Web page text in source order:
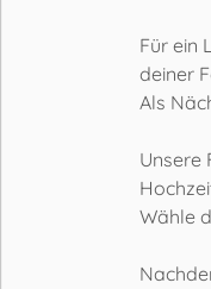
Für ein
deiner
Als
Unsere
Wähle